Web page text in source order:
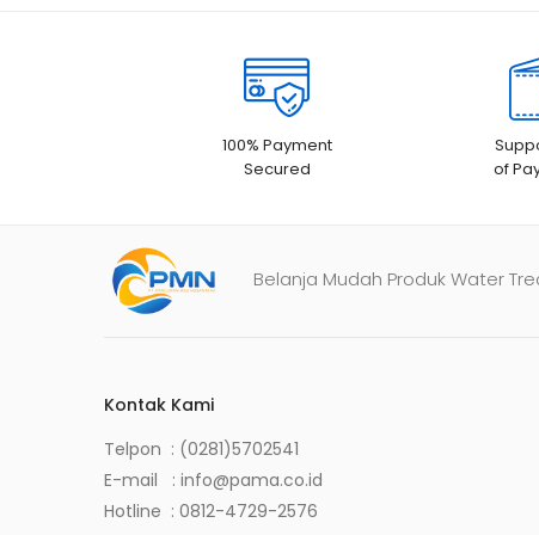
100% Payment
Secured
of
Belanja Mudah Produk Water
Kontak Kami
Telpon : (0281)5702541
E-mail : info@pama.co.id
Hotline : 0812-4729-2576